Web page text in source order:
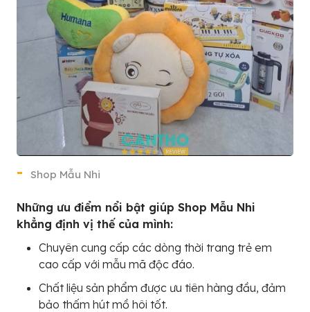
Shop Mẫu Nhi
Những ưu điểm nổi bật giúp Shop Mẫu Nhi
khẳng định vị thế của mình:
Chuyên cung cấp các dòng thời trang trẻ em
cao cấp với mẫu mã độc đáo.
Chất liệu sản phẩm được ưu tiên hàng đầu, đảm
bảo thấm hút mồ hôi tốt.